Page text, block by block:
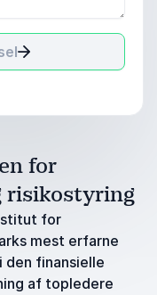
for
risikostyring
for
mest erfarne
finansielle
af topledere